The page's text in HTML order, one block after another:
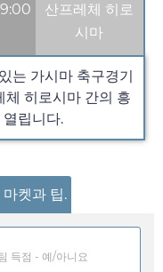
9:00
산프레체 히로
시마
는 가시마 축구경기
체 히로시마 간의 흥
립니다.
켓과 팁.
득점 - 예/아니요